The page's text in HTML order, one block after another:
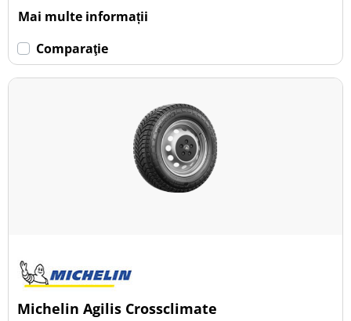
Mai multe informații
Comparaţie
Michelin Agilis Crossclimate